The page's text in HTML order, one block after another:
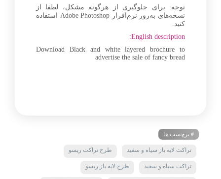
توجه: برای جلوگیری از هرگونه مشکل، لطفا از
نسخه‌های به‌روز نرم‌افزار Adobe Photoshop استفاده
کنید.
English description:
Download Black and white layered brochure to
advertise the sale of fancy bread
# برچسب ها
تراکت لایه باز سیاه و سفید طرح تراکت ریسو
تراکت سیاه و سفید طرح لایه باز ریسو